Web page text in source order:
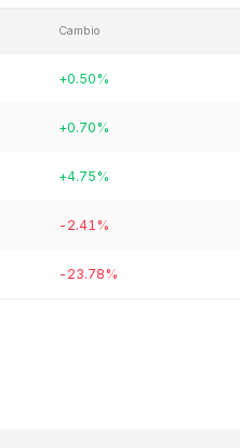
Cambio
+0.50%
+0.70%
+4.75%
-2.41%
-23.78%